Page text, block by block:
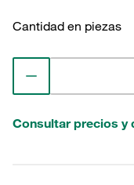
Cantidad en piezas
Consultar precios